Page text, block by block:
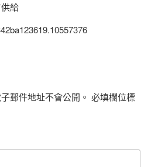
供給
郵件地址不會公開。 必填欄位標